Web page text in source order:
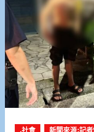
.社會 新聞來源:記